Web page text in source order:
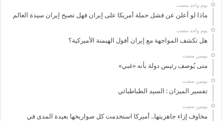
‏يوم واحد مضت
ماذا لو أعلن عن فشل حملة أمريكا على إيران فهل تصبح إيران سيدة العالم
‏يوم واحد مضت
هل تكشف المواجهة مع إيران أفول الهيمنة الأميركية؟
‏يومين مضت
متى يُوصف رئيس دولة بأنه «غبي»
‏يومين مضت
تفسير الميزان : السيد الطباطبائي
‏يومين مضت
مخاوف إزاء جاهزيتها.. أميركا استخدمت كل صواريخها بعيدة المدى في